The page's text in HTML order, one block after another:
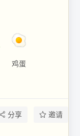
鸡蛋
分享 邀请